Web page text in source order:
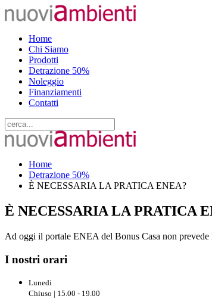
Home
Chi Siamo
Prodotti
Detrazione 50%
Noleggio
Finanziamenti
Contatti
Home
Detrazione 50%
È NECESSARIA LA PRATICA ENEA?
È NECESSARIA LA PRATICA
Ad oggi il portale ENEA del Bonus Casa non prevede
I nostri orari
Lunedi
Chiuso | 15.00 - 19.00